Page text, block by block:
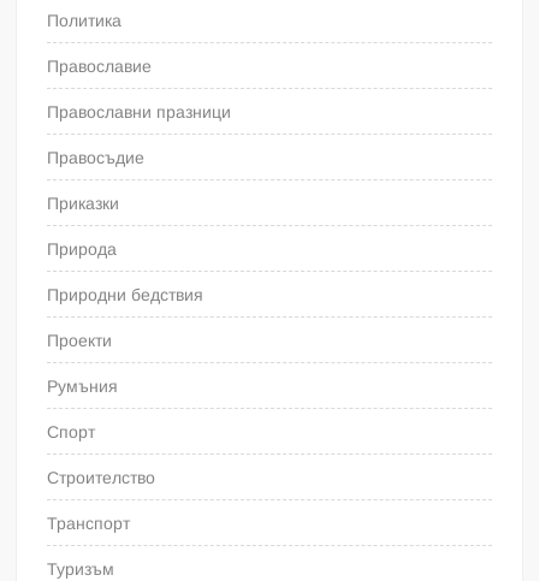
Политика
Православие
Православни празници
Правосъдие
Приказки
Природа
Природни бедствия
Проекти
Румъния
Спорт
Строителство
Транспорт
Туризъм